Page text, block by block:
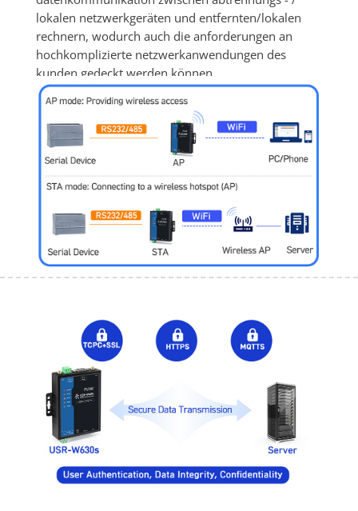
lokalen netzwerkgeräten und entfernten/lokalen
rechnern, wodurch auch die anforderungen an
hochkomplizierte netzwerkanwendungen des
kunden gedeckt werden können.